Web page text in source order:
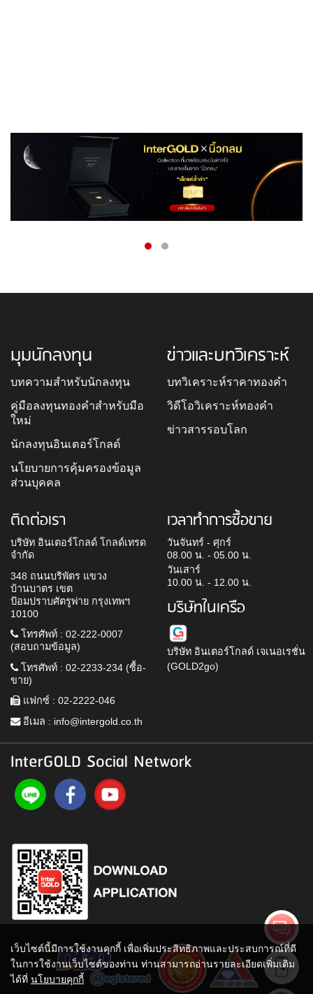
มุมนักลงทุน
บทความสำหรับนักลงทุน
คู่มือลงทุนทองคำสำหรับมือ
ใหม่
นักลงทุนอินเตอร์โกลด์
นโยบายการคุ้มครองข้อมูล
ส่วนบุคคล
ข่าวและบทวิเคราะห์
บทวิเคราะห์ราคาทองคำ
วิดีโอวิเคราะห์ทองคำ
ข่าวสารรอบโลก
ติดต่อเรา
บริษัท อินเตอร์โกลด์ โกลด์เทรด
จำกัด
348 ถนนบริพัตร แขวง
บ้านบาตร เขต
ป้อมปราบศัตรูพ่าย กรุงเทพฯ
10100
โทรศัพท์ : 02-222-0007
(สอบถามข้อมูล)
โทรศัพท์ : 02-2233-234 (ซื้อ-
ขาย)
แฟกซ์ : 02-2222-046
อีเมล : info@intergold.co.th
เวลาทำการซื้อขาย
วันจันทร์ - ศุกร์
08.00 น. - 05.00 น.
วันเสาร์
10.00 น. - 12.00 น.
บริษัทในเครือ
บริษัท อินเตอร์โกลด์ เจเนอเรชั่น
(GOLD2go)
InterGOLD Social Network
เว็บไซต์นี้มีการใช้งานคุกกี้ เพื่อเพิ่มประสิทธิภาพและประสบการณ์ที่ดี
ในการใช้งานเว็บไซต์ของท่าน ท่านสามารถอ่านรายละเอียดเพิ่มเติม
ได้ที่ นโยบายคุกกี้